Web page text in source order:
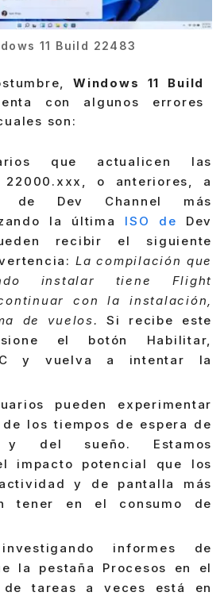
11 Build 22483
Windows 11 Build
con algunos errores
son:
que actualicen las
22000.xxx, o anteriores, a
de Dev Channel más
la última ISO de Dev
recibir el siguiente
La compilación que
instalar tiene Flight
con la instalación,
de vuelos.Si recibe este
el botón Habilitar,
y vuelva a intentar la
pueden experimentar
los tiempos de espera de
del sueño. Estamos
impacto potencial que los
y de pantalla más
tener en el consumo de
informes de
la pestaña Procesos en el
de tareas a veces está en